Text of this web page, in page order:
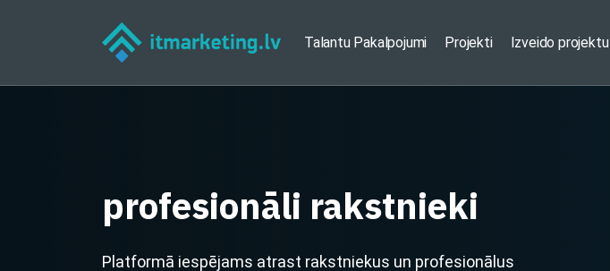
Talantu Pakalpojumi Projekti Izveido projektu
profesionāli rakstnieki
Platformā iespējams atrast rakstniekus un profesionālus